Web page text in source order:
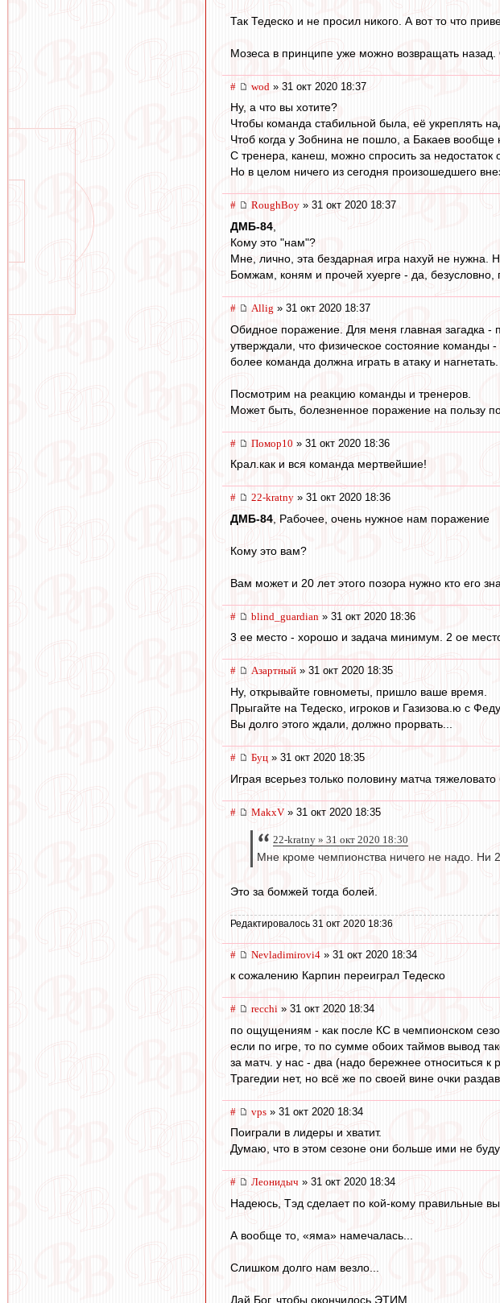
Так Тедеско и не просил никого. А вот то что
Мозеса в принципе уже можно возвращать
# wod » 31 окт 2020 18:37
Ну, а что вы хотите?
Чтобы команда стабильной была, её укреплять
Чтоб когда у Зобнина не пошло, а Бакаев
С тренера, канеш, можно спросить за недостаток
Но в целом ничего из сегодня произошедшего
# RoughBoy » 31 окт 2020 18:37
ДМБ-84
Кому это "нам"?
Мне, лично, эта бездарная игра нахуй не нужна.
Бомжам, коням и прочей хуерге - да, безусловно,
# Allig » 31 окт 2020 18:37
Обидное поражение. Для меня главная загадка -
утверждали, что физическое состояние команды
более команда должна играть в атаку и нагнетать.
Посмотрим на реакцию команды и тренеров.
Может быть, болезненное поражение на пользу
# Помор10 » 31 окт 2020 18:36
Крал.как и вся команда мертвейшие!
# 22-kratny » 31 окт 2020 18:36
ДМБ-84 , Рабочее, очень нужное нам поражение
Кому это вам?
Вам может и 20 лет этого позора нужно кто его
# blind_guardian » 31 окт 2020 18:36
3 ее место - хорошо и задача минимум. 2 ое
# Азартный » 31 окт 2020 18:35
Ну, открывайте говнометы, пришло ваше время.
Прыгайте на Тедеско, игроков и Газизова.ю с
Вы долго этого ждали, должно прорвать...
# Буц » 31 окт 2020 18:35
Играя всерьез только половину матча
# MakxV » 31 окт 2020 18:35
22-kratny » 31 окт 2020 18:30
Мне кроме чемпионства ничего не надо. Ни
Это за бомжей тогда болей.
Редактировалось 31 окт 2020 18:36
# Nevladimirovi4 » 31 окт 2020 18:34
к сожалению Карпин переиграл Тедеско
# recchi » 31 окт 2020 18:34
по ощущениям - как после КС в чемпионском
если по игре, то по сумме обоих таймов вывод
за матч. у нас - два (надо бережнее относиться к
Трагедии нет, но всё же по своей вине очки
# vps » 31 окт 2020 18:34
Поиграли в лидеры и хватит.
Думаю, что в этом сезоне они больше ими не
# Леонидыч » 31 окт 2020 18:34
Надеюсь, Тэд сделает по кой-кому правильные
А вообще то, «яма» намечалась...
Слишком долго нам везло...
Дай Бог, чтобы окончилось ЭТИМ.